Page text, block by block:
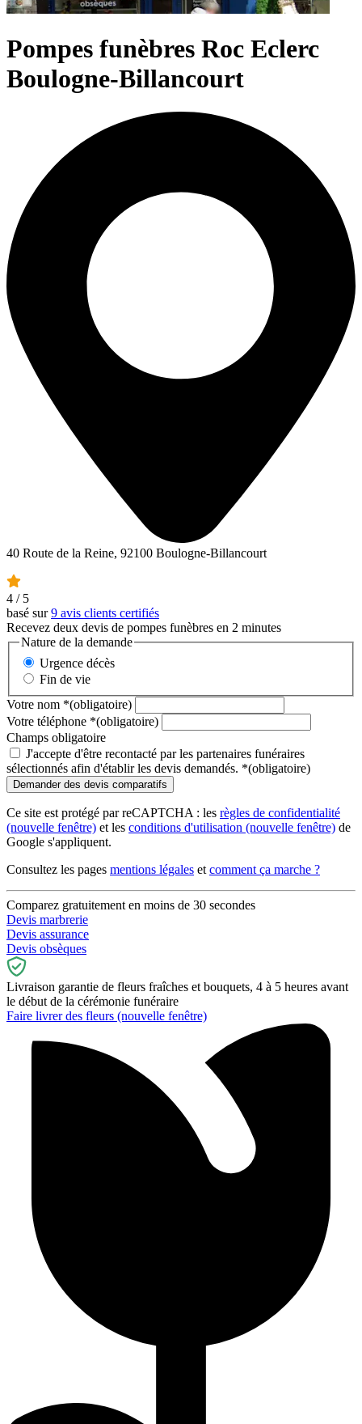
Pompes funèbres Roc Eclerc
Boulogne-Billancourt
40 Route de la Reine, 92100 Boulogne-Billancourt
4 / 5
basé sur9 avis clients certifiés
Recevez deux devis de pompes funèbres en 2 minutes
Nature de la demande
Urgence décès
Fin de vie
Votre nom *(obligatoire)
Votre téléphone *(obligatoire)
Champs obligatoire
J'accepte d'être recontacté par les partenaires funéraires
sélectionnés afin d'établir les devis demandés. *(obligatoire)
Ce site est protégé par reCAPTCHA : les règles de confidentialité
(nouvelle fenêtre) et les conditions d'utilisation (nouvelle fenêtre) de
Google s'appliquent.
Consultez les pages mentions légales et comment ça marche ?
Comparez gratuitement en moins de 30 secondes
Devis marbrerie
Devis assurance
Devis obsèques
Livraison garantie de fleurs fraîches et bouquets, 4 à 5 heures avant
le début de la cérémonie funéraire
Faire livrer des fleurs (nouvelle fenêtre)